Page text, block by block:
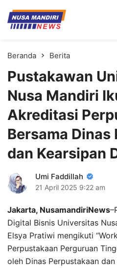
Kampus Digital
Universitas Nusa Mandiri
Beranda Berita
Pustakawan
Nusa Mandiri
Akreditasi
Bersama
dan Kearsipan
Umi Faddillah
21 April 2025 9:22 am
Jakarta, NusamandiriNews
Digital Bisnis Universitas
Elsya Pratiwi mengikuti
Perpustakaan Perguruan
oleh Dinas Perpustakaan